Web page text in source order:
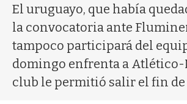
El uruguayo, que había
la convocatoria ante
tampoco participará del
domingo enfrenta a Atlético-
club le permitió salir el fin de